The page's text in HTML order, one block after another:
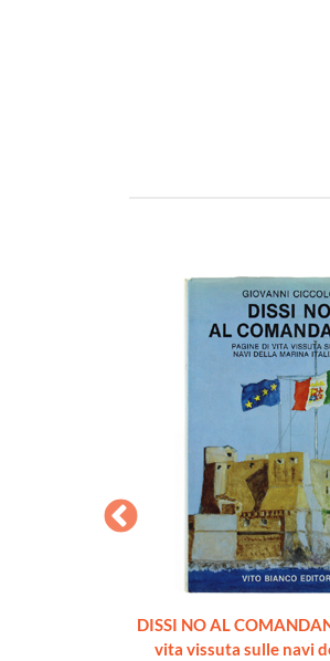
DISSI NO AL
vita vissuta sulle navi